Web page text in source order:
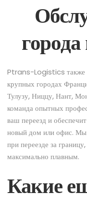
Ptrans-Logistics также
крупных городах
Тулузу, Ниццу, Нант,
команда опытных
ваш переезд и
новый дом или офис. Мы
при переезде за
максимально плавным.
Какие